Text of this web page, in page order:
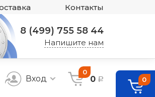
Контакты
8 (499) 755 58 44
Напишите нам
Вход
0
0 a 0